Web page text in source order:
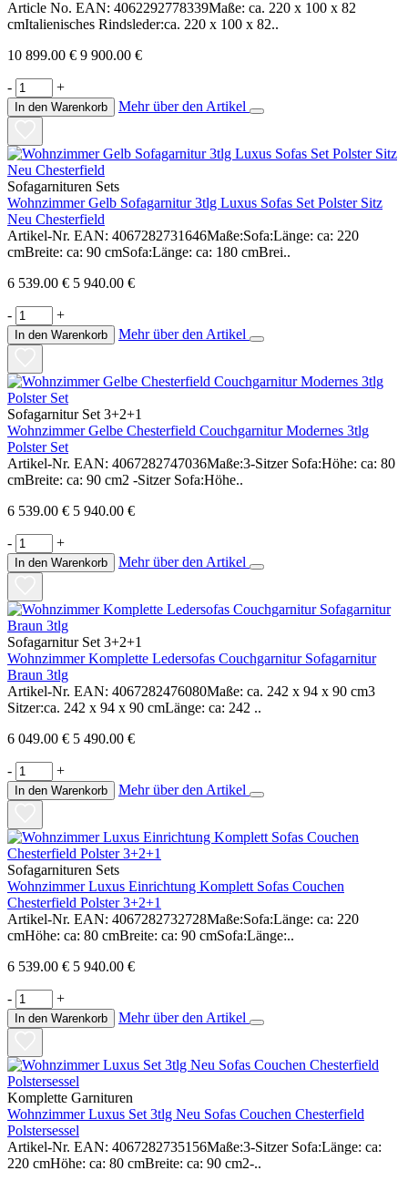
Article No. EAN: 4062292778339Maße: ca. 220 x 100 x 82
cmItalienisches Rindsleder:ca. 220 x 100 x 82..
10 899.00 € 9 900.00 €
- +
In den Warenkorb Mehr über den Artikel
Sofagarnituren Sets
Wohnzimmer Gelb Sofagarnitur 3tlg Luxus Sofas Set Polster Sitz
Neu Chesterfield
Artikel-Nr. EAN: 4067282731646Maße:Sofa:Länge: ca: 220
cmBreite: ca: 90 cmSofa:Länge: ca: 180 cmBrei..
6 539.00 € 5 940.00 €
- +
In den Warenkorb Mehr über den Artikel
Sofagarnitur Set 3+2+1
Wohnzimmer Gelbe Chesterfield Couchgarnitur Modernes 3tlg
Polster Set
Artikel-Nr. EAN: 4067282747036Maße:3-Sitzer Sofa:Höhe: ca: 80
cmBreite: ca: 90 cm2 -Sitzer Sofa:Höhe..
6 539.00 € 5 940.00 €
- +
In den Warenkorb Mehr über den Artikel
Sofagarnitur Set 3+2+1
Wohnzimmer Komplette Ledersofas Couchgarnitur Sofagarnitur
Braun 3tlg
Artikel-Nr. EAN: 4067282476080Maße: ca. 242 x 94 x 90 cm3
Sitzer:ca. 242 x 94 x 90 cmLänge: ca: 242 ..
6 049.00 € 5 490.00 €
- +
In den Warenkorb Mehr über den Artikel
Sofagarnituren Sets
Wohnzimmer Luxus Einrichtung Komplett Sofas Couchen
Chesterfield Polster 3+2+1
Artikel-Nr. EAN: 4067282732728Maße:Sofa:Länge: ca: 220
cmHöhe: ca: 80 cmBreite: ca: 90 cmSofa:Länge:..
6 539.00 € 5 940.00 €
- +
In den Warenkorb Mehr über den Artikel
Komplette Garnituren
Wohnzimmer Luxus Set 3tlg Neu Sofas Couchen Chesterfield
Polstersessel
Artikel-Nr. EAN: 4067282735156Maße:3-Sitzer Sofa:Länge: ca:
220 cmHöhe: ca: 80 cmBreite: ca: 90 cm2-..